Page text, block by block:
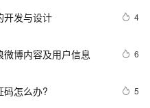
开发与设计 4
博内容及用户信息 6
码怎么办? 5